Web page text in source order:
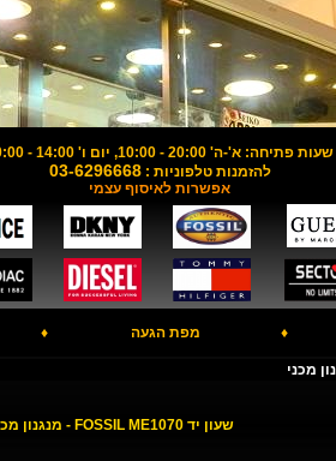
שעות פתיחה: א'-ה' 20:00 - 10:00, יום ו' 14:00 - 10:00
להזמנות טלפוניות :03-6296668
אפשרות לאיסוף עצמי
♦ מפת הגעה ♦
שעון יד FOSSIL ME1070 - מנגנון מכני